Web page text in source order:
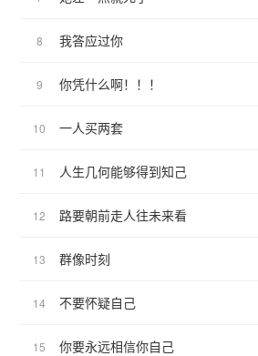
8 我答应过你
9 你凭什么啊！！！
10 一人买两套
11 人生几何能够得到知己
12 路要朝前走人往未来看
13 群像时刻
14 不要怀疑自己
15 你要永远相信你自己